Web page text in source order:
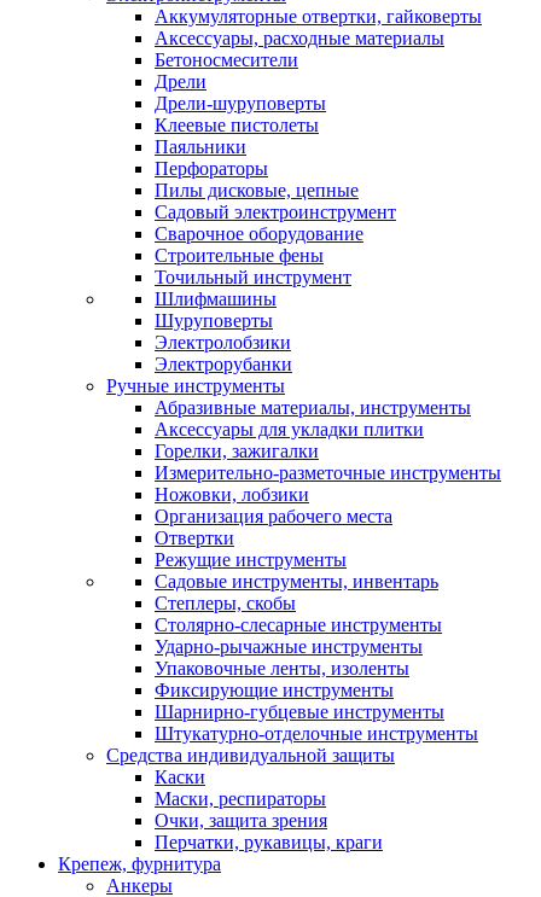
Аккумуляторные отвертки, гайковерты
Аксессуары, расходные материалы
Бетоносмесители
Дрели
Дрели-шуруповерты
Клеевые пистолеты
Паяльники
Перфораторы
Пилы дисковые, цепные
Садовый электроинструмент
Сварочное оборудование
Строительные фены
Точильный инструмент
Шлифмашины
Шуруповерты
Электролобзики
Электрорубанки
Ручные инструменты
Абразивные материалы, инструменты
Аксессуары для укладки плитки
Горелки, зажигалки
Измерительно-разметочные инструменты
Ножовки, лобзики
Организация рабочего места
Отвертки
Режущие инструменты
Садовые инструменты, инвентарь
Степлеры, скобы
Столярно-слесарные инструменты
Ударно-рычажные инструменты
Упаковочные ленты, изоленты
Фиксирующие инструменты
Шарнирно-губцевые инструменты
Штукатурно-отделочные инструменты
Средства индивидуальной защиты
Каски
Маски, респираторы
Очки, защита зрения
Перчатки, рукавицы, краги
Крепеж, фурнитура
Анкеры